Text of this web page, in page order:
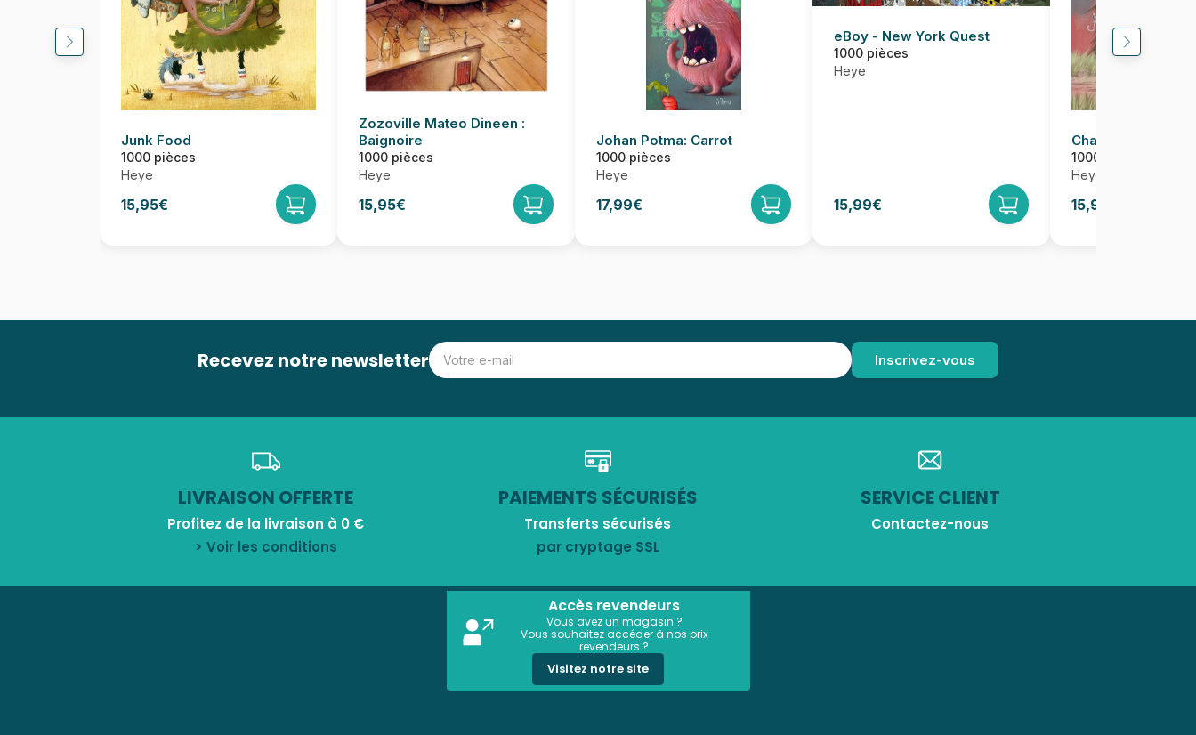
Junk Food
1000 pièces
Heye
15,95€
Zozoville Mateo Dineen :
Baignoire
1000 pièces
Heye
15,95€
Johan Potma: Carrot
1000 pièces
Heye
17,99€
eBoy - New York Quest
1000 pièces
Heye
15,99€
Chaperone
1000 pièces
Heye
15,95€
Recevez notre newsletter
LIVRAISON OFFERTE
Profitez de la livraison à 0 €
> Voir les conditions
PAIEMENTS SÉCURISÉS
Transferts sécurisés
par cryptage SSL
SERVICE CLIENT
Contactez-nous
Accès revendeurs
Vous avez un magasin ?
Vous souhaitez accéder à nos prix
revendeurs ?
Visitez notre site